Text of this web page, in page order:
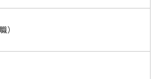
）